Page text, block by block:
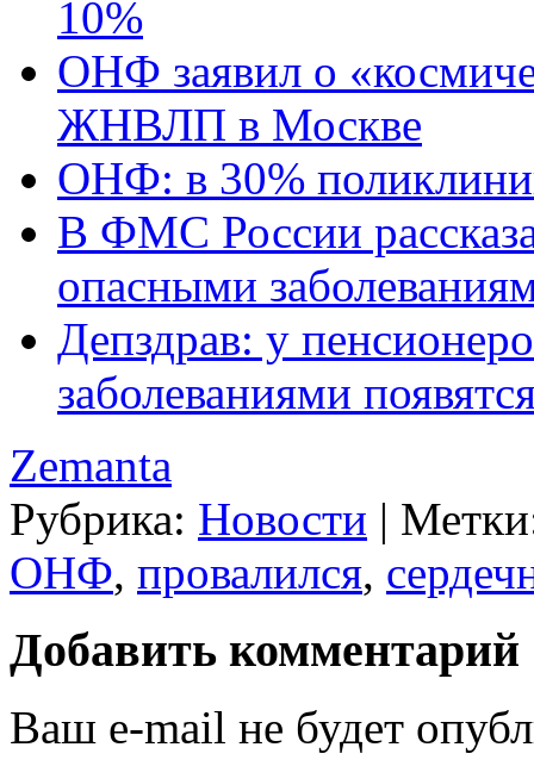
10%
ОНФ заявил о
ЖНВЛП в Москве
ОНФ: в 30%
В ФМС России
опасными
Депздрав: у
заболеваниями
Zemanta
Рубрика: Новости |
ОНФ, провалился,
Добавить комментарий
Ваш e-mail не будет